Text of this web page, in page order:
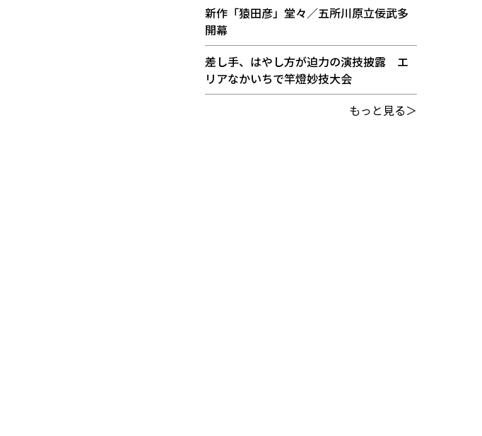
新作「猿田彦」堂々／五所川原立佞武多
開幕
差し手、はやし方が迫力の演技披露 エ
リアなかいちで竿燈妙技大会
もっと見る＞